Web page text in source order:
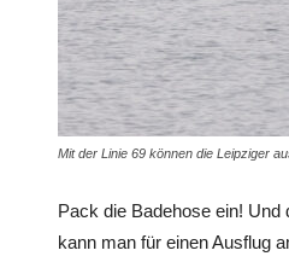
Mit der Linie 69 können die Leipziger
Pack die Badehose ein!
kann man für einen Ausflug